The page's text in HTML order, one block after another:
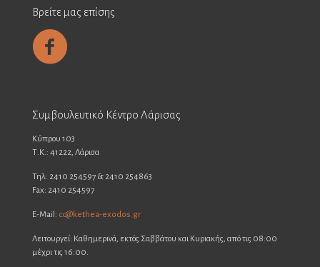
Βρείτε μας επίσης
Συμβουλευτικό Κέντρο Λάρισας
Κύπρου 103
Τ.Κ.: 41222, Λάρισα
Τηλ: 2410 254597 & 2410 254863
Fax: 2410 254597
E-Mail: cc@kethea-exodos.gr
Λειτουργεί: Καθημερινά, εκτός Σαββάτου και Κυριακής, από τις 08:00
μέχρι τις 16:00.